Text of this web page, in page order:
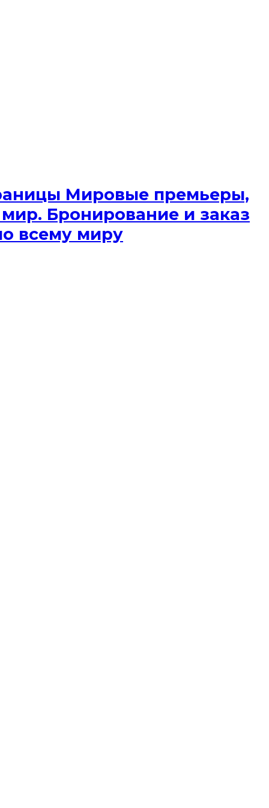
Мировые премьеры,
Бронирование и заказ
всему миру